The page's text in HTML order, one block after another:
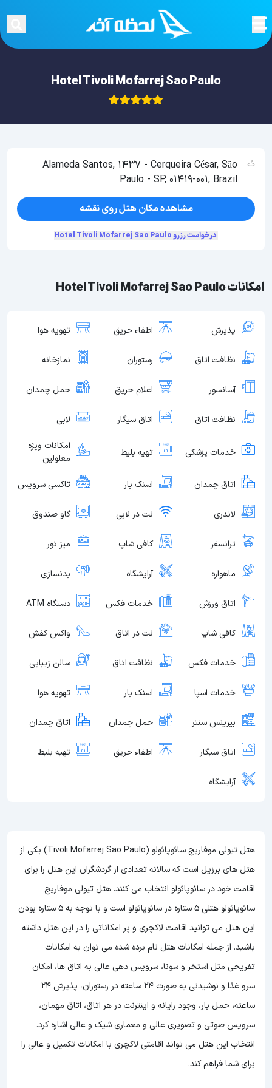
Hotel Tivoli Mofarrej Sao Paulo
امکانات Hotel Tivoli Mofarrej Sao Paulo
پذیرش اطفاء حریق تهویه هوا
نظافت اتاق رستوران نمازخانه
آسانسور اعلام حریق حمل چمدان
نظافت اتاق اتاق سیگار لابی
خدمات پزشکی تهیه بلیط
امکانات ویژه
معلولین
اتاق چمدان اسنک بار تاکسی سرویس
لاندری نت در لابی گاو صندوق
ترانسفر کافی شاپ میز تور
ماهواره آرایشگاه بدنسازی
اتاق ورزش خدمات فکس دستگاه ATM
کافی شاپ نت در اتاق واکس کفش
خدمات فکس نظافت اتاق سالن زیبایی
خدمات اسپا اسنک بار تهویه هوا
بیزینس سنتر حمل چمدان اتاق چمدان
اتاق سیگار اطفاء حریق تهیه بلیط
آرایشگاه
هتل تیولی موفاریج سائوپائولو (Tivoli Mofarrej Sao Paulo) یکی از
هتل های برزیل است که سالانه تعدادی از گردشگران این هتل را برای
اقامت خود در سائوپائولو انتخاب می کنند. هتل تیولی موفاریج
سائوپائولو هتلی 5 ستاره در سائوپائولو است و با توجه به 5 ستاره بودن
این هتل می توانید اقامت لاکچری و پر امکاناتی را در این هتل داشته
باشید. از جمله امکانات هتل نام برده شده می توان به امکانات
تفریحی مثل استخر و سونا، سرویس دهی عالی به اتاق ها، امکان
سرو غذا و نوشیدنی به صورت 24 ساعته در رستوران، پذیرش 24
ساعته، حمل بار، وجود رایانه و اینترنت در هر اتاق، اتاق مهمان،
سرویس صوتی و تصویری عالی و معماری شیک و عالی اشاره کرد.
انتخاب این هتل می تواند اقامتی لاکچری با امکانات تکمیل و عالی را
برای شما فراهم کند.
Alameda Santos, 1437 - Cerqueira César, São
Paulo - SP, 01419-001, Brazil
مشاهده مکان هتل روی نقشه
درخواست رزرو Hotel Tivoli Mofarrej Sao Paulo